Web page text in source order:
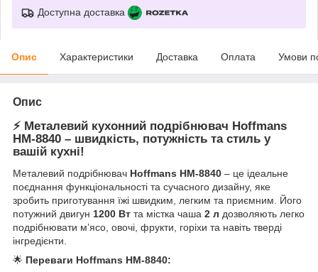
Доступна доставка
Опис Характеристики Доставка Оплата Умови
Опис
⚡ Металевий кухонний подрібнювач Hoffmans
HM-8840 – швидкість, потужність та стиль у
вашій кухні!
Металевий подрібнювач Hoffmans HM-8840 – це ідеальне
поєднання функціональності та сучасного дизайну, яке
зробить приготування їжі швидким, легким та приємним. Його
потужний двигун 1200 Вт та містка чаша 2 л дозволяють легко
подрібнювати м’ясо, овочі, фрукти, горіхи та навіть тверді
інгредієнти.
🌟 Переваги Hoffmans HM-8840: